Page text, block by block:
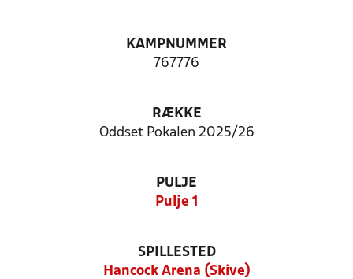
KAMPNUMMER
767776
RÆKKE
Oddset Pokalen 2025/26
PULJE
Pulje 1
SPILLESTED
Hancock Arena (Skive)